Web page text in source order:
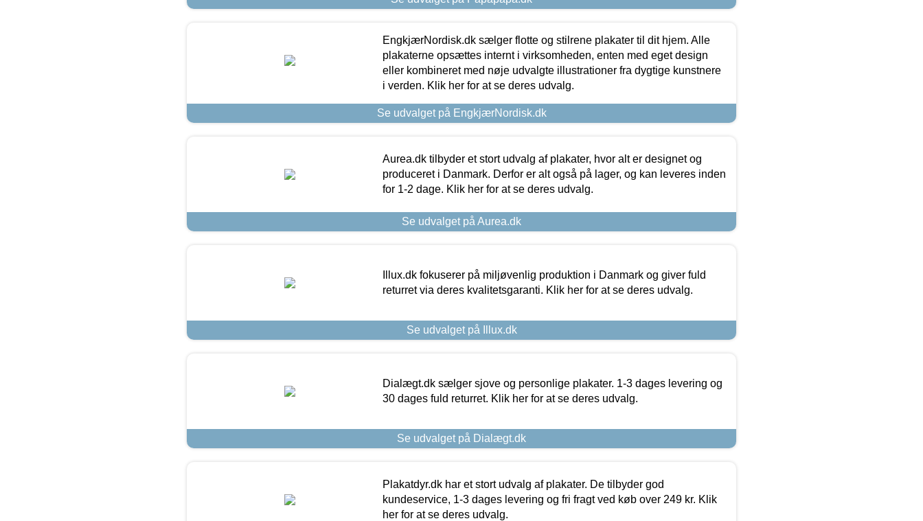
EngkjærNordisk.dk sælger flotte og stilrene plakater til dit hjem. Alle
plakaterne opsættes internt i virksomheden, enten med eget design
eller kombineret med nøje udvalgte illustrationer fra dygtige kunstnere
i verden. Klik her for at se deres udvalg.
Se udvalget på EngkjærNordisk.dk
Aurea.dk tilbyder et stort udvalg af plakater, hvor alt er designet og
produceret i Danmark. Derfor er alt også på lager, og kan leveres inden
for 1-2 dage. Klik her for at se deres udvalg.
Se udvalget på Aurea.dk
Illux.dk fokuserer på miljøvenlig produktion i Danmark og giver fuld
returret via deres kvalitetsgaranti. Klik her for at se deres udvalg.
Se udvalget på Illux.dk
Dialægt.dk sælger sjove og personlige plakater. 1-3 dages levering og
30 dages fuld returret. Klik her for at se deres udvalg.
Se udvalget på Dialægt.dk
Plakatdyr.dk har et stort udvalg af plakater. De tilbyder god
kundeservice, 1-3 dages levering og fri fragt ved køb over 249 kr. Klik
her for at se deres udvalg.